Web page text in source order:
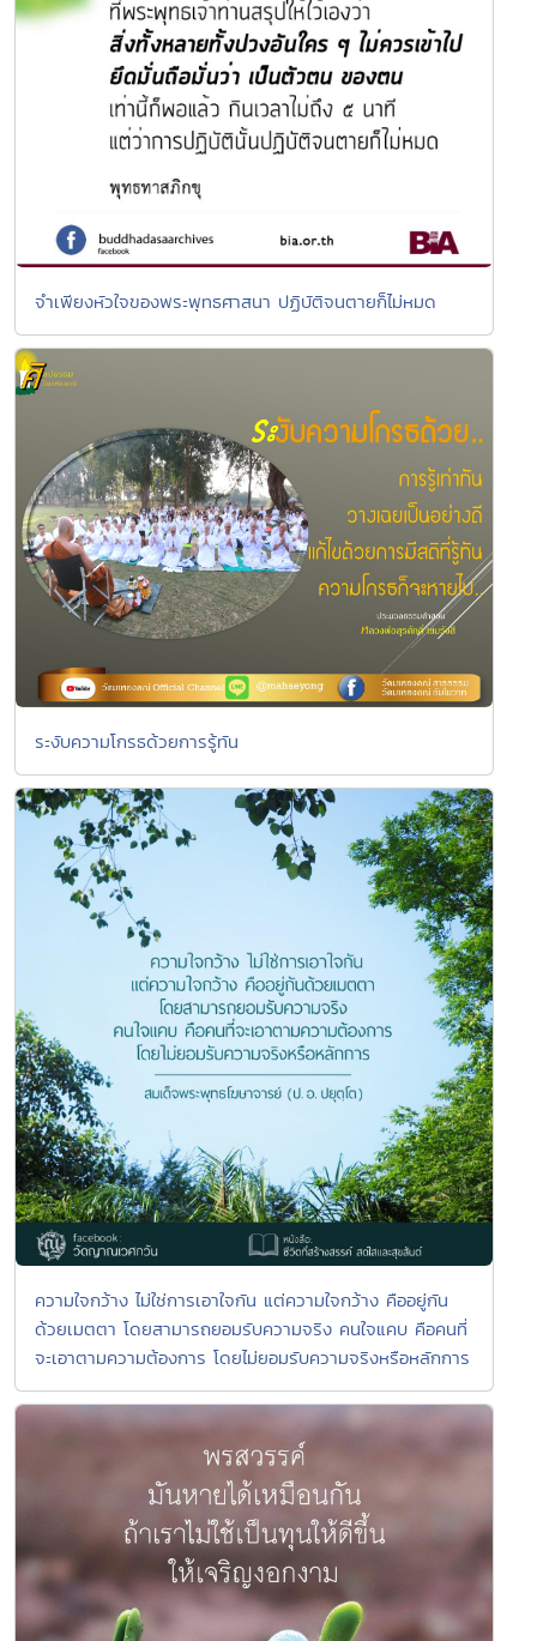
จำเพียงหัวใจของพระพุทธศาสนา ปฏิบัติจนตายก็ไม่หมด
ระงับความโกรธด้วยการรู้ทัน
ความใจกว้าง ไม่ใช่การเอาใจกัน แต่ความใจกว้าง คืออยู่กัน
ด้วยเมตตา โดยสามารถยอมรับความจริง คนใจแคบ คือคนที่
จะเอาตามความต้องการ โดยไม่ยอมรับความจริงหรือหลักการ